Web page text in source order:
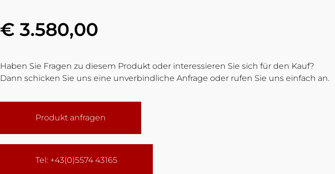
€ 3.580,00
Haben Sie Fragen zu diesem Produkt oder interessieren Sie sich für den Kauf?
Dann schicken Sie uns eine unverbindliche Anfrage oder rufen Sie uns einfach an.
Produkt anfragen
Tel: +43(0)5574 43165